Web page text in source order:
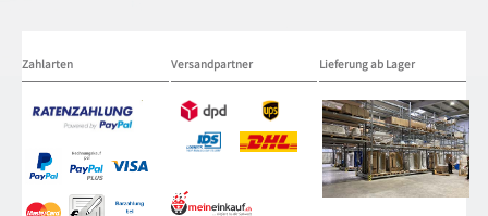
Zahlarten Versandpartner Lieferung ab Lager